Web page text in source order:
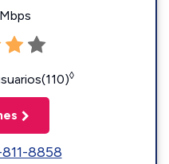
Mbps
◊
8858